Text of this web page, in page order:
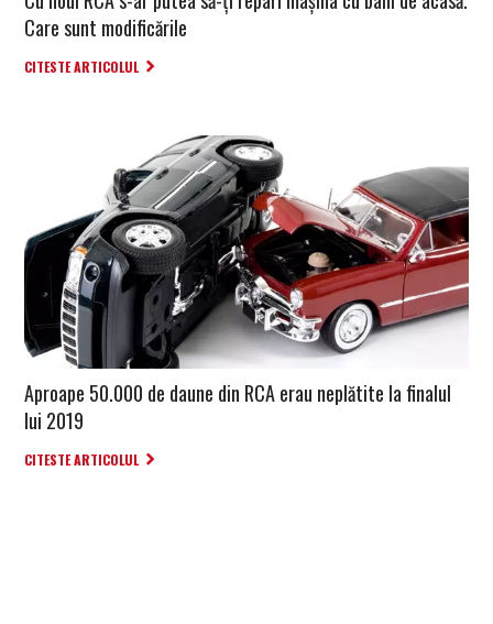
Care sunt modificările
CITESTE ARTICOLUL
Aproape 50.000 de daune din RCA erau neplătite la finalul
lui 2019
CITESTE ARTICOLUL